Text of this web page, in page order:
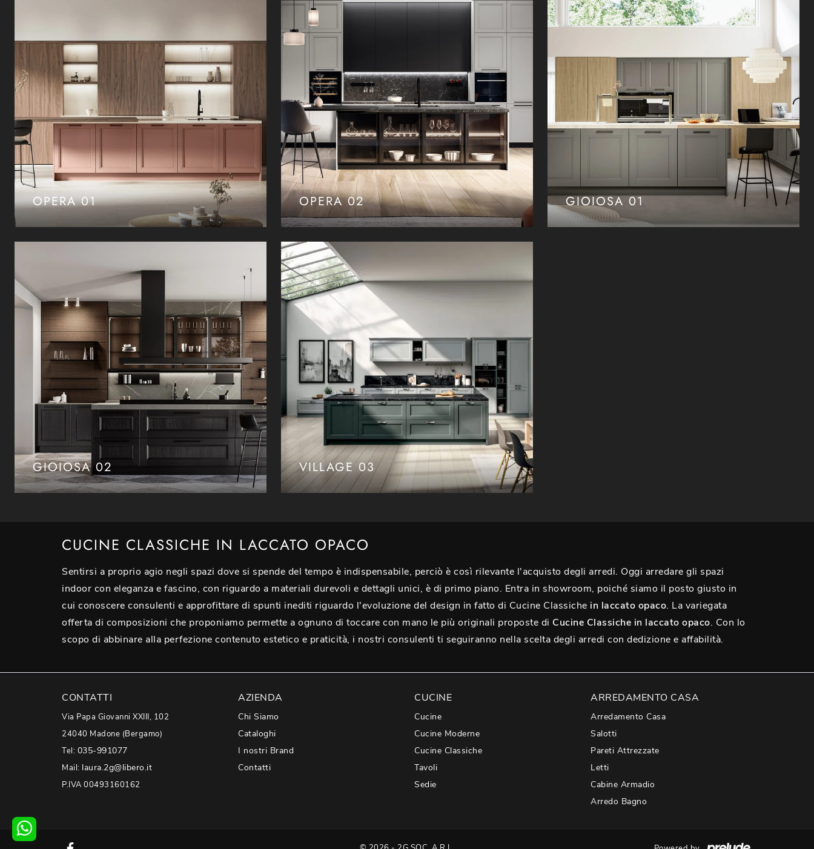
OPERA 01 OPERA 02 GIOIOSA 01
GIOIOSA 02 VILLAGE 03
CUCINE CLASSICHE IN LACCATO OPACO
Sentirsi a proprio agio negli spazi dove si spende del tempo è indispensabile, perciò è così rilevante l'acquisto degli arredi. Oggi arredare gli spazi
indoor con eleganza e fascino, con riguardo a materiali durevoli e dettagli unici, è di primo piano. Entra in showroom, poiché siamo il posto giusto in
cui conoscere consulenti e approfittare di spunti inediti riguardo l'evoluzione del design in fatto di Cucine Classiche in laccato opaco. La variegata
offerta di composizioni che proponiamo permette a ognuno di toccare con mano le più originali proposte di Cucine Classiche in laccato opaco. Con lo
scopo di abbinare alla perfezione contenuto estetico e praticità, i nostri consulenti ti seguiranno nella scelta degli arredi con dedizione e affabilità.
CONTATTI
Via Papa Giovanni XXIII, 102
24040 Madone (Bergamo)
Tel: 035-991077
Mail: laura.2g@libero.it
P.IVA 00493160162
AZIENDA
Chi Siamo
Cataloghi
I nostri Brand
Contatti
CUCINE
Cucine
Cucine Moderne
Cucine Classiche
Tavoli
Sedie
ARREDAMENTO CASA
Arredamento Casa
Salotti
Pareti Attrezzate
Letti
Cabine Armadio
Arredo Bagno